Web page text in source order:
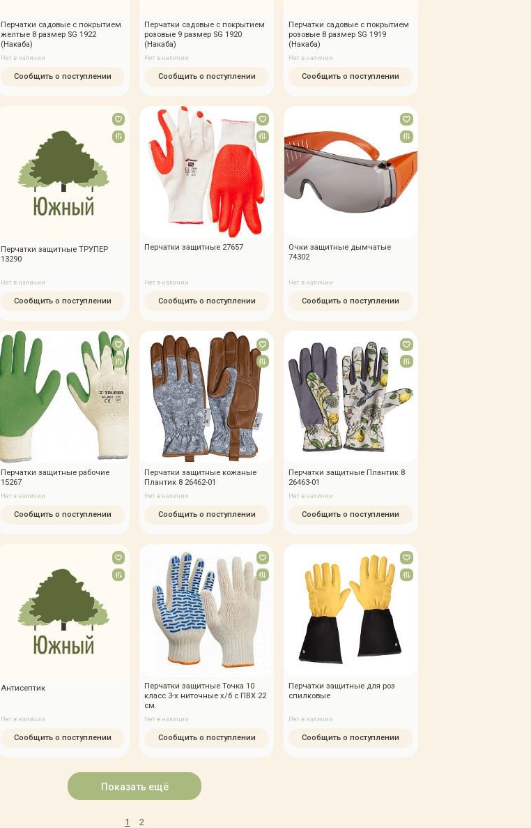
Перчатки садовые с покрытием
желтые 8 размер SG 1922
(Накаба)
Нет в наличии
Сообщить о поступлении
Перчатки садовые с покрытием
розовые 9 размер SG 1920
(Накаба)
Нет в наличии
Сообщить о поступлении
Перчатки садовые с покрытием
розовые 8 размер SG 1919
(Накаба)
Нет в наличии
Сообщить о поступлении
Перчатки защитные ТРУПЕР
13290
Нет в наличии
Сообщить о поступлении
Перчатки защитные 27657
Нет в наличии
Сообщить о поступлении
Очки защитные дымчатые
74302
Нет в наличии
Сообщить о поступлении
Перчатки защитные рабочие
15267
Нет в наличии
Сообщить о поступлении
Перчатки защитные кожаные
Плантик 8 26462-01
Нет в наличии
Сообщить о поступлении
Перчатки защитные Плантик 8
26463-01
Нет в наличии
Сообщить о поступлении
Антисептик
Нет в наличии
Сообщить о поступлении
Перчатки защитные Точка 10
класс 3-х ниточные х/б с ПВХ 22
см.
Нет в наличии
Сообщить о поступлении
Перчатки защитные для роз
спилковые
Нет в наличии
Сообщить о поступлении
Показать ещё
1 2